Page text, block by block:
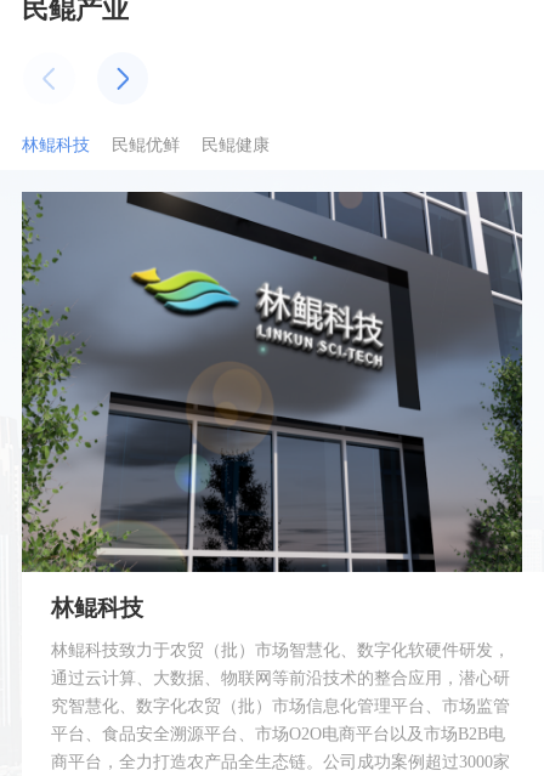
民鲲产业
林鲲科技 民鲲优鲜 民鲲健康
林鲲科技
林鲲科技致力于农贸（批）市场智慧化、数字化软硬件研发，
通过云计算、大数据、物联网等前沿技术的整合应用，潜心研
究智慧化、数字化农贸（批）市场信息化管理平台、市场监管
平台、食品安全溯源平台、市场O2O电商平台以及市场B2B电
商平台，全力打造农产品全生态链。公司成功案例超过3000家